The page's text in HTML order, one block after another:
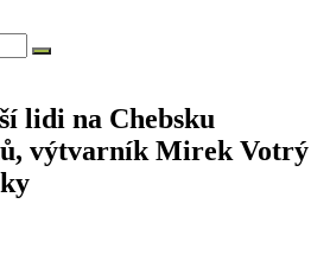
lidi na Chebsku
výtvarník Mirek Votrý